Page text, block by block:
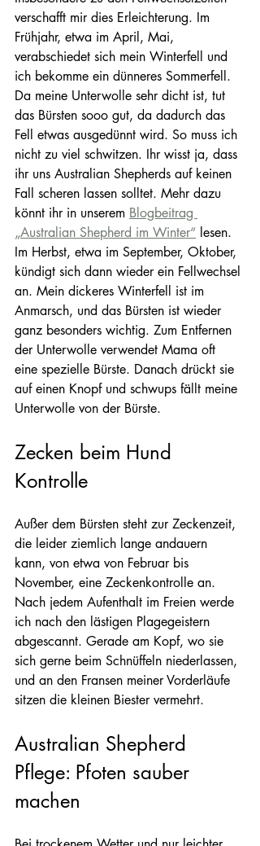
verschafft mir dies Erleichterung. Im
Frühjahr, etwa im April, Mai,
verabschiedet sich mein Winterfell und
ich bekomme ein dünneres Sommerfell.
Da meine Unterwolle sehr dicht ist, tut
das Bürsten sooo gut, da dadurch das
Fell etwas ausgedünnt wird. So muss ich
nicht zu viel schwitzen. Ihr wisst ja, dass
ihr uns Australian Shepherds auf keinen
Fall scheren lassen solltet. Mehr dazu
könnt ihr in unserem Blogbeitrag
„Australian Shepherd im Winter“ lesen.
Im Herbst, etwa im September, Oktober,
kündigt sich dann wieder ein Fellwechsel
an. Mein dickeres Winterfell ist im
Anmarsch, und das Bürsten ist wieder
ganz besonders wichtig. Zum Entfernen
der Unterwolle verwendet Mama oft
eine spezielle Bürste. Danach drückt sie
auf einen Knopf und schwups fällt meine
Unterwolle von der Bürste.
Zecken beim Hund
Kontrolle
Außer dem Bürsten steht zur Zeckenzeit,
die leider ziemlich lange andauern
kann, von etwa von Februar bis
November, eine Zeckenkontrolle an.
Nach jedem Aufenthalt im Freien werde
ich nach den lästigen Plagegeistern
abgescannt. Gerade am Kopf, wo sie
sich gerne beim Schnüffeln niederlassen,
und an den Fransen meiner Vorderläufe
sitzen die kleinen Biester vermehrt.
Australian Shepherd
Pflege: Pfoten sauber
machen